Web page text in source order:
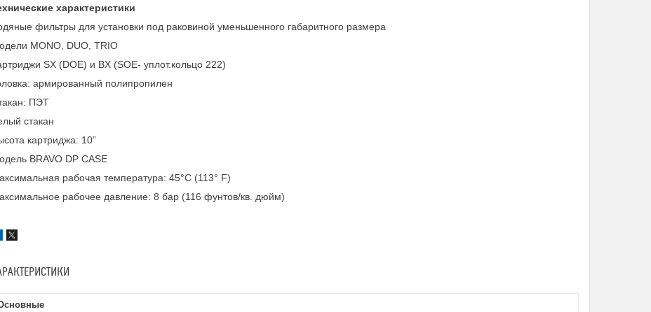
характеристики
фильтры для установки под раковиной уменьшенного габаритного размера
MONO, DUO, TRIO
SX (DOE) и BX (SOE- уплот.кольцо 222)
армированный полипропилен
ПЭТ
стакан
картриджа: 10”
BRAVO DP CASE
рабочая температура: 45°C (113° F)
рабочее давление: 8 бар (116 фунтов/кв. дюйм)